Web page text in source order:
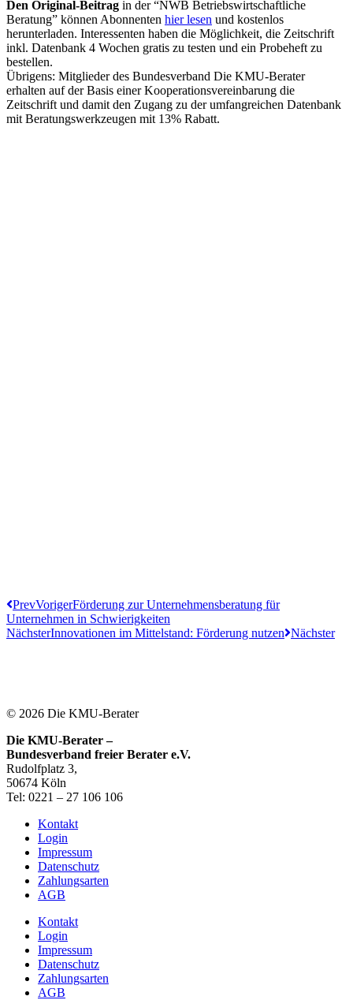
Den Original-Beitrag in der “NWB Betriebswirtschaftliche
Beratung” können Abonnenten hier lesen und kostenlos
herunterladen. Interessenten haben die Möglichkeit, die Zeitschrift
inkl. Datenbank 4 Wochen gratis zu testen und ein Probeheft zu
bestellen.
Übrigens: Mitglieder des Bundesverband Die KMU-Berater
erhalten auf der Basis einer Kooperationsvereinbarung die
Zeitschrift und damit den Zugang zu der umfangreichen Datenbank
mit Beratungswerkzeugen mit 13% Rabatt.
PrevVorigerFörderung zur Unternehmensberatung für
Unternehmen in Schwierigkeiten
NächsterInnovationen im Mittelstand: Förderung nutzen Nächster
© 2026 Die KMU-Berater
Die KMU-Berater –
Bundesverband freier Berater e.V.
Rudolfplatz 3,
50674 Köln
Tel: 0221 – 27 106 106
Kontakt
Login
Impressum
Datenschutz
Zahlungsarten
AGB
Kontakt
Login
Impressum
Datenschutz
Zahlungsarten
AGB